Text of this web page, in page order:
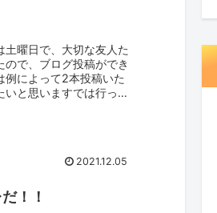
土曜日で、大切な友人た
で、ブログ投稿ができ
例によって2本投稿いた
いと思いますでは行って
2021.12.05
！！